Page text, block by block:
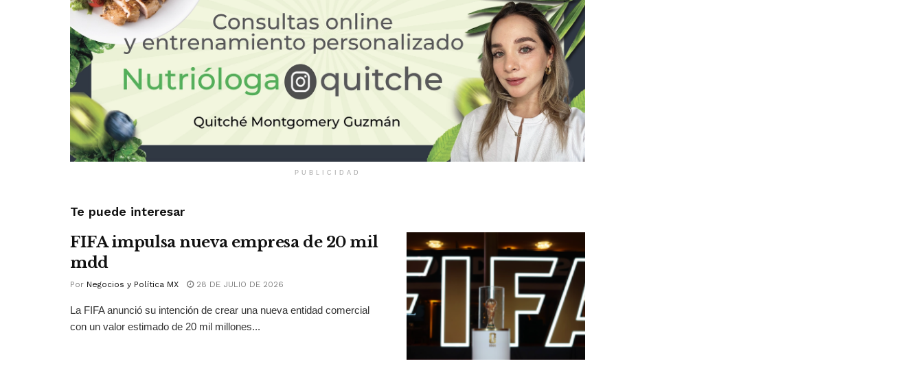
PUBLICIDAD
Te puede interesar
FIFA impulsa nueva empresa de 20 mil
mdd
Por Negocios y Política MX 28 DE JULIO DE 2026
La FIFA anunció su intención de crear una nueva entidad comercial
con un valor estimado de 20 mil millones...